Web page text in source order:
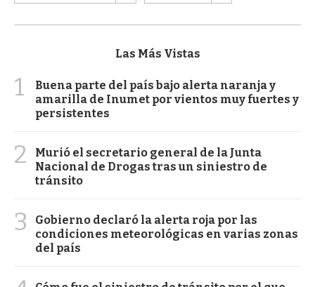
Las Más Vistas
1
Buena parte del país bajo alerta naranja y
amarilla de Inumet por vientos muy fuertes y
persistentes
2
Murió el secretario general de la Junta
Nacional de Drogas tras un siniestro de
tránsito
3
Gobierno declaró la alerta roja por las
condiciones meteorológicas en varias zonas
del país